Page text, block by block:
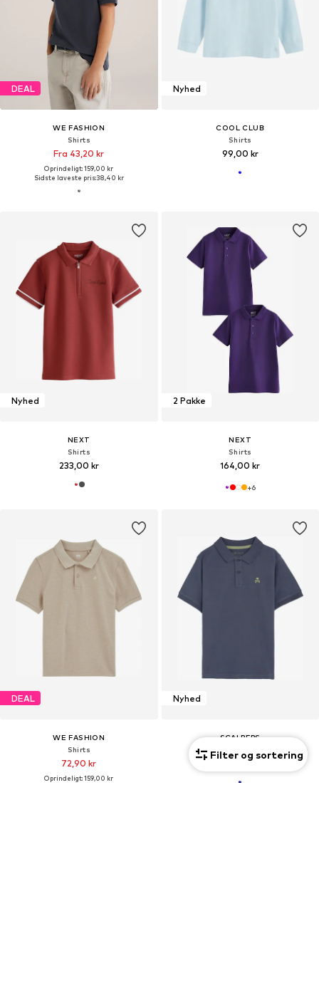
DEAL
WE FASHION
Shirts
Fra 43,20 kr
Oprindeligt: 159,00 kr
Sidste laveste pris:38,40 kr
Nyhed
COOL CLUB
Shirts
99,00 kr
Nyhed
NEXT
Shirts
233,00 kr
2 Pakke
NEXT
Shirts
164,00 kr
+6
DEAL
WE FASHION
Shirts
72,90 kr
Oprindeligt: 159,00 kr
Nyhed
SCALPERS
297,93 kr
Filter og sortering